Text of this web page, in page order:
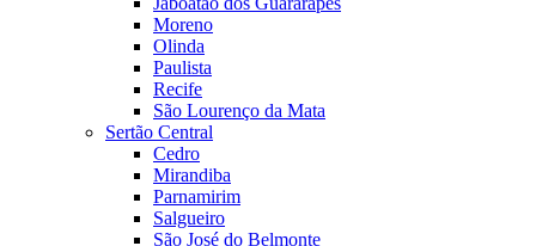
Moreno
Olinda
Paulista
Recife
São Lourenço da Mata
Sertão Central
Cedro
Mirandiba
Parnamirim
Salgueiro
São José do Belmonte